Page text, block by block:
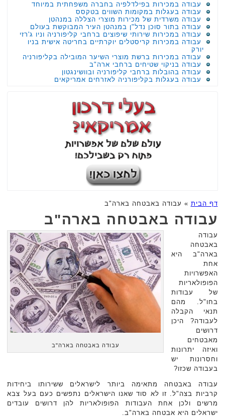
עבודה במכירות בפילדלפיה בחברה משפחתית במיוחד
עבודה בעגלות במקומות השווים בטקסס
עבודה משרדית של מכירות מוצרי הצללה במנהטן
עבודה בתור סוכן נדל"ן במנהטן העיר המבוקשת בעולם
עבודה במכירות שירותי שיפוצים ברחבי קליפורניה וניו ג'רזי
עבודה במכירות קריסטלים יוקרתיים בחריטה אישית בניו
יורק
עבודה במכירות ברשת מוצרי השיער המובילה בקליפורניה
עבודה בניקוי שטיחים ברחבי ארה"ב
עבודה בהובלות ברחבי קליפורניה ובוושינגטון
עבודה בעגלות בקליפורניה לאזרחים אמריקאים
דף הבית » עבודה באבטחה בארה"ב
עבודה באבטחה בארה"ב
עבודה באבטחה בארה"ב
עבודה
באבטחה
בארה"ב היא
אחת
האפשרויות
הפופולאריות
של עבודות
בחו"ל. מהם
תנאי הקבלה
לעבודה? היכן
דרושים
מאבטחים
ואיזה יתרונות
וחסרונות יש
בעבודה שכזו?
עבודה באבטחה מתאימה ביותר לישראלים ששירותו ביחידות
קרביות בצה"ל. זו לא סוד שאנו הישראלים נתפשים כעם בעל צבא
מרשים ולכן אחת העבודות הפופולאריות להן דרושים עובדים
ישראלים היא אבטחה בארה"ב.